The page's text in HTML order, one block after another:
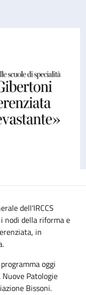
dell'IRCCS
nodi della riforma e
in
oggi
Patologie
Bissoni.